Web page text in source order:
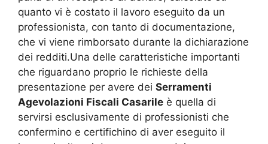
quanto vi è costato il lavoro eseguito da un
professionista, con tanto di documentazione,
che vi viene rimborsato durante la dichiarazione
dei redditi.Una delle caratteristiche importanti
che riguardano proprio le richieste della
presentazione per avere dei Serramenti
Agevolazioni Fiscali Casarile è quella di
servirsi esclusivamente di professionisti che
confermino e certifichino di aver eseguito il